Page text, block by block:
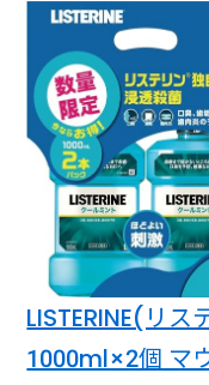
LISTERINE(リ
1000ml×2個 マ